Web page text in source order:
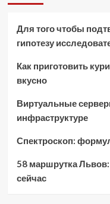
Для того чтобы
гипотезу
Как приготовить
вкусно
Виртуальные
инфраструктуре
Спектроскоп:
58 маршрутка Львов:
сейчас